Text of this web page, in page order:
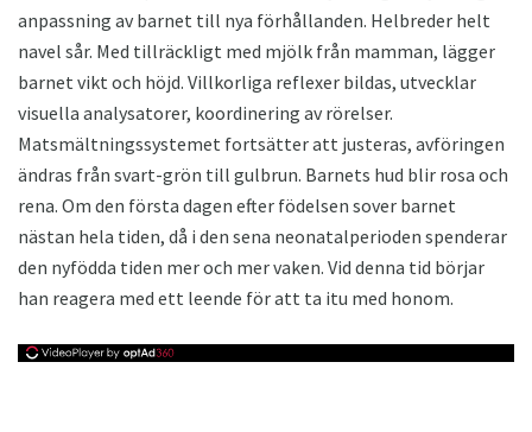
anpassning av barnet till nya förhållanden. Helbreder helt
navel sår. Med tillräckligt med mjölk från mamman, lägger
barnet vikt och höjd. Villkorliga reflexer bildas, utvecklar
visuella analysatorer, koordinering av rörelser.
Matsmältningssystemet fortsätter att justeras, avföringen
ändras från svart-grön till gulbrun. Barnets hud blir rosa och
rena. Om den första dagen efter födelsen sover barnet
nästan hela tiden, då i den sena neonatalperioden spenderar
den nyfödda tiden mer och mer vaken. Vid denna tid börjar
han reagera med ett leende för att ta itu med honom.